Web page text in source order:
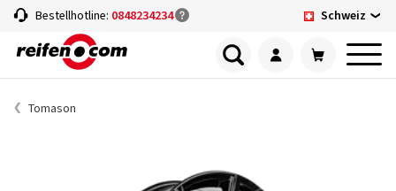
Bestellhotline: 0848234234 Schweiz
Tomason